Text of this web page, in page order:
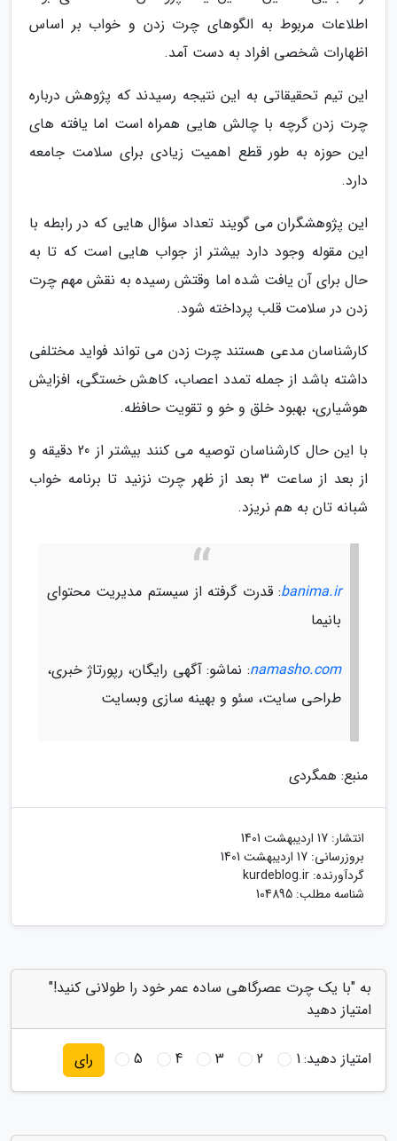
اطلاعات مربوط به الگوهای چرت زدن و خواب بر اساس
اظهارات شخصی افراد به دست آمد.
این تیم تحقیقاتی به این نتیجه رسیدند که پژوهش درباره
چرت زدن گرچه با چالش هایی همراه است اما یافته های
این حوزه به طور قطع اهمیت زیادی برای سلامت جامعه
دارد.
این پژوهشگران می گویند تعداد سؤال هایی که در رابطه با
این مقوله وجود دارد بیشتر از جواب هایی است که تا به
حال برای آن یافت شده اما وقتش رسیده به نقش مهم چرت
زدن در سلامت قلب پرداخته شود.
کارشناسان مدعی هستند چرت زدن می تواند فواید مختلفی
داشته باشد از جمله تمدد اعصاب، کاهش خستگی، افزایش
هوشیاری، بهبود خلق و خو و تقویت حافظه.
با این حال کارشناسان توصیه می کنند بیشتر از 20 دقیقه و
از بعد از ساعت 3 بعد از ظهر چرت نزنید تا برنامه خواب
شبانه تان به هم نریزد.
banima.ir: قدرت گرفته از سیستم مدیریت محتوای
بانیما
namasho.com: نماشو: آگهی رایگان، رپورتاژ خبری،
طراحی سایت، سئو و بهینه سازی وبسایت
منبع: همگردی
انتشار: 17 اردیبهشت 1401
بروزرسانی: 17 اردیبهشت 1401
گردآورنده: kurdeblog.ir
شناسه مطلب: 104895
به "با یک چرت عصرگاهی ساده عمر خود را طولانی کنید!"
امتیاز دهید
امتیاز دهید:1
2
3
4
5 رای